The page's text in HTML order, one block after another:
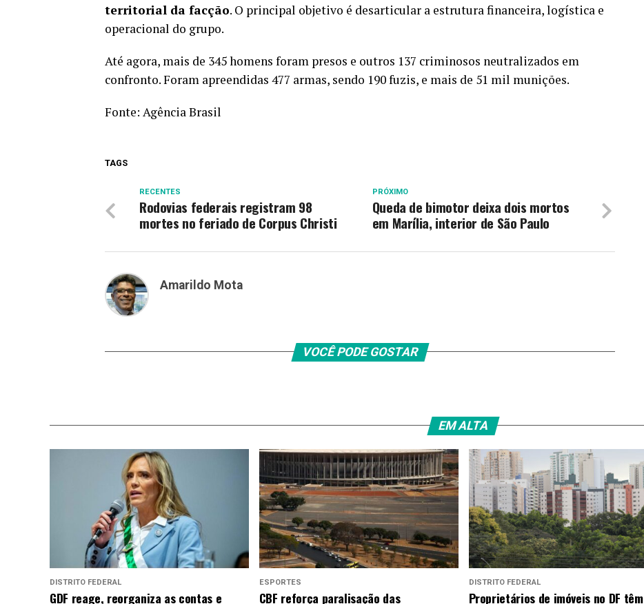
territorial da facção. O principal objetivo é desarticular a estrutura financeira, logística e
operacional do grupo.
Até agora, mais de 345 homens foram presos e outros 137 criminosos neutralizados em
confronto. Foram apreendidas 477 armas, sendo 190 fuzis, e mais de 51 mil munições.
Fonte: Agência Brasil
TAGS
PRÓXIMO
Queda de bimotor deixa dois mortos
em Marília, interior de São Paulo
RECENTES
Rodovias federais registram 98
mortes no feriado de Corpus Christi
Amarildo Mota
VOCÊ PODE GOSTAR
EM ALTA
DISTRITO FEDERAL
GDF reage, reorganiza as contas e
ESPORTES
CBF reforça paralisação das
DISTRITO FEDERAL
Proprietários de imóveis no DF têm